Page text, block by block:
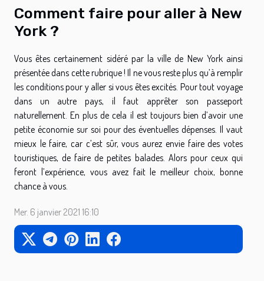
Comment faire pour aller à New
York ?
Vous êtes certainement sidéré par la ville de New York ainsi
présentée dans cette rubrique ! Il ne vous reste plus qu’à remplir
les conditions pour y aller si vous êtes excités. Pour tout voyage
dans un autre pays, il faut apprêter son passeport
naturellement. En plus de cela il est toujours bien d’avoir une
petite économie sur soi pour des éventuelles dépenses. Il vaut
mieux le faire, car c’est sûr, vous aurez envie faire des votes
touristiques, de faire de petites balades. Alors pour ceux qui
feront l’expérience, vous avez fait le meilleur choix, bonne
chance à vous.
Mer. 6 janvier 2021 16:10